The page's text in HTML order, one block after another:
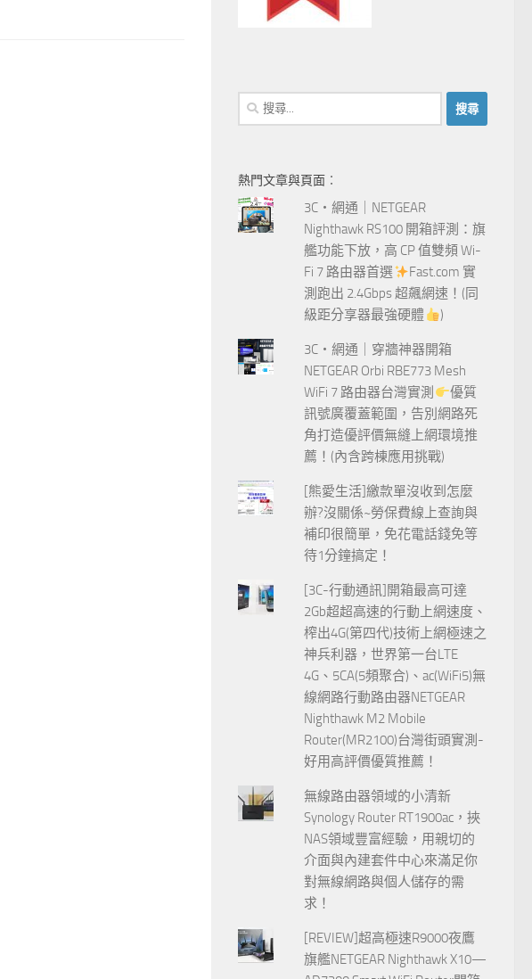
搜
尋
字:
熱門文章與頁面︰
3C‧網通｜NETGEAR
Nighthawk RS100 開箱評測：旗
艦功能下放，高 CP 值雙頻 Wi-
Fi 7 路由器首選
Fast.com 實
測跑出 2.4Gbps 超飆網速！(同
級距分享器最強硬體
)
3C‧網通｜穿牆神器開箱
NETGEAR Orbi RBE773 Mesh
WiFi 7 路由器台灣實測
優質
訊號廣覆蓋範圍，告別網路死
角打造優評價無縫上網環境推
薦！(內含跨棟應用挑戰)
[熊愛生活]繳款單沒收到怎麼
辦?沒關係~勞保費線上查詢與
補印很簡單，免花電話錢免等
待1分鐘搞定！
[3C-行動通訊]開箱最高可達
2Gb超超高速的行動上網速度、
榨出4G(第四代)技術上網極速之
神兵利器，世界第一台LTE
4G、5CA(5頻聚合)、ac(WiFi5)無
線網路行動路由器NETGEAR
Nighthawk M2 Mobile
Router(MR2100)台灣街頭實測-
好用高評價優質推薦！
無線路由器領域的小清新
Synology Router RT1900ac，挾
NAS領域豐富經驗，用親切的
介面與內建套件中心來滿足你
對無線網路與個人儲存的需
求！
[REVIEW]超高極速R9000夜鷹
旗艦NETGEAR Nighthawk X10—